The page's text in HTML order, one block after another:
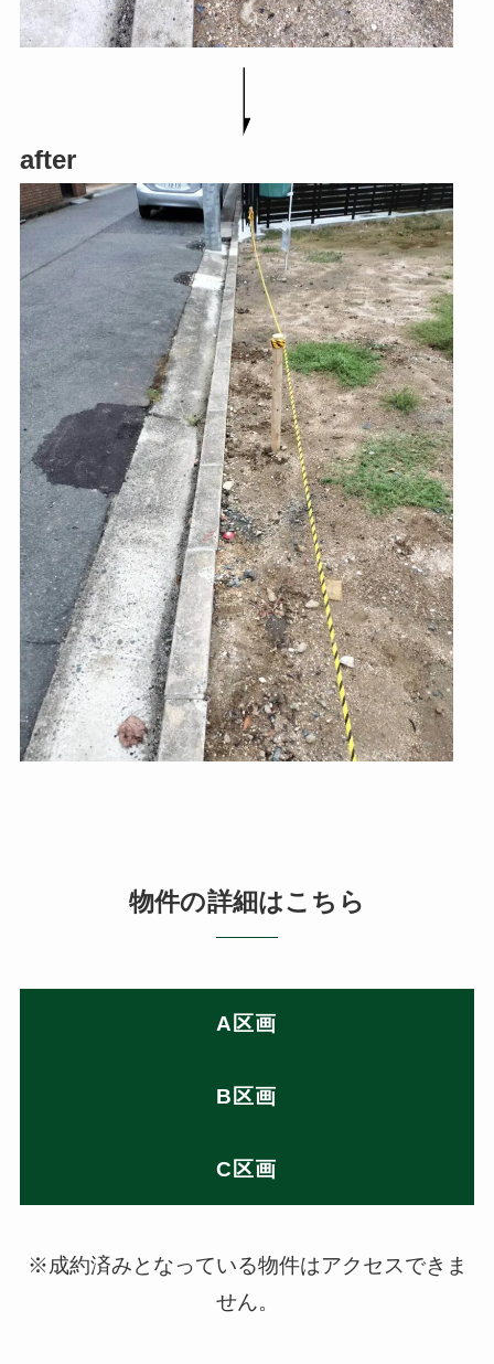
after
物件の詳細はこちら
A区画
B区画
C区画
※成約済みとなっている物件はアクセスできま
せん。